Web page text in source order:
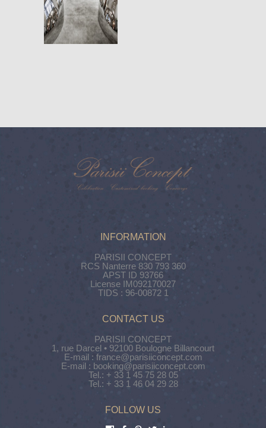
INFORMATION
PARISII CONCEPT
RCS Nanterre 830 793 360
APST ID 93766
License IM092170027
TIDS : 96-00872 1
CONTACT US
PARISII CONCEPT
1, rue Darcel • 92100 Boulogne Billancourt
E-mail : france@parisiiconcept.com
E-mail : booking@parisiiconcept.com
Tel.: + 33 1 45 75 28 05
Tel.: + 33 1 46 04 29 28
FOLLOW US